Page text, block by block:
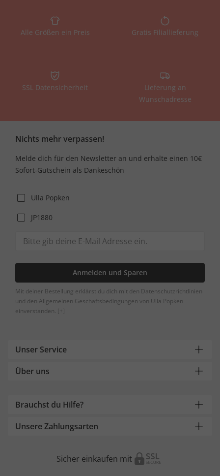
Alle Größen ein Preis Gratis Filiallieferung
SSL Datensicherheit
Lieferung an
Wunschadresse
Nichts mehr verpassen!
Melde dich für den Newsletter an und erhalte einen 10€
Sofort-Gutschein als Dankeschön
Ulla Popken
JP1880
Anmelden und Sparen
Mit deiner Bestellung erklärst du dich mit den Datenschutzrichtlinien
und den Allgemeinen Geschäftsbedingungen von Ulla Popken
einverstanden. [+]
Unser Service
Über uns
Brauchst du Hilfe?
Unsere Zahlungsarten
Sicher einkaufen mit